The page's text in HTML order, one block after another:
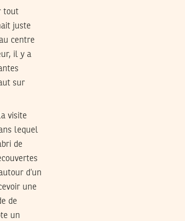
tout
juste
centre
il y a
sur
visite
lequel
de
d’un
une
de
un